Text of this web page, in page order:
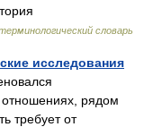
словарь
исследования
отношениях, рядом
требует от